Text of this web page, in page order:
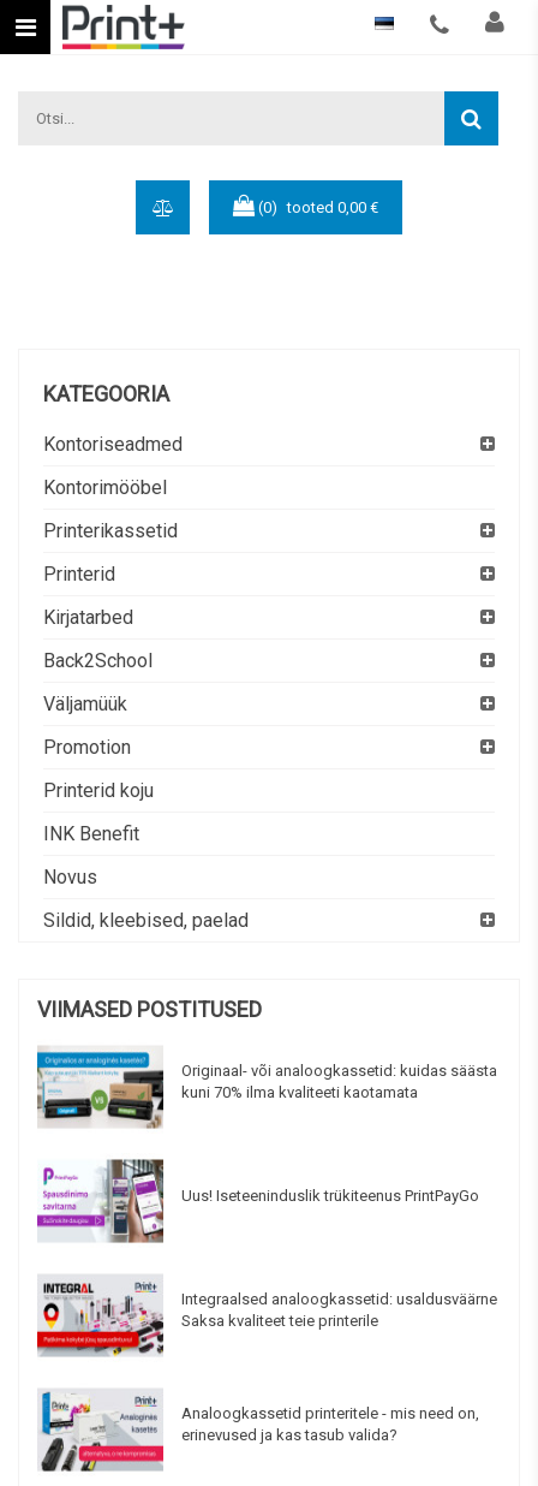
Eesti keel
(0) tooted 0,00 €
KATEGOORIA
Kontoriseadmed
Kontorimööbel
Printerikassetid
Printerid
Kirjatarbed
Back2School
Väljamüük
Promotion
Printerid koju
INK Benefit
Novus
Sildid, kleebised, paelad
VIIMASED POSTITUSED
Originaal- või analoogkassetid: kuidas säästa
kuni 70% ilma kvaliteeti kaotamata
Uus! Iseteeninduslik trükiteenus PrintPayGo
Integraalsed analoogkassetid: usaldusväärne
Saksa kvaliteet teie printerile
Analoogkassetid printeritele - mis need on,
erinevused ja kas tasub valida?